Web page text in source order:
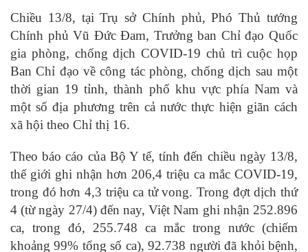
Chiều 13/8, tại Trụ sở Chính phủ, Phó Thủ tướng
Chính phủ Vũ Đức Đam, Trưởng ban Chỉ đạo Quốc
gia phòng, chống dịch COVID-19 chủ trì cuộc họp
Ban Chỉ đạo về công tác phòng, chống dịch sau một
thời gian 19 tỉnh, thành phố khu vực phía Nam và
một số địa phương trên cả nước thực hiện giãn cách
xã hội theo Chỉ thị 16.
Theo báo cáo của Bộ Y tế, tính đến chiều ngày 13/8,
thế giới ghi nhận hơn 206,4 triệu ca mắc COVID-19,
trong đó hơn 4,3 triệu ca tử vong. Trong đợt dịch thứ
4 (từ ngày 27/4) đến nay, Việt Nam ghi nhận 252.896
ca, trong đó, 255.748 ca mắc trong nước (chiếm
khoảng 99% tổng số ca), 92.738 người đã khỏi bệnh,